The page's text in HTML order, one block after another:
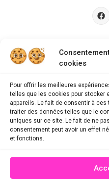
cookies
Pour offrir les meilleures
telles que les cookies pour stocker
appareils. Le fait de consentir à
traiter des données telles que le
uniques sur ce site. Le fait de ne
consentement peut avoir un effet
et fonctions.
Politique de